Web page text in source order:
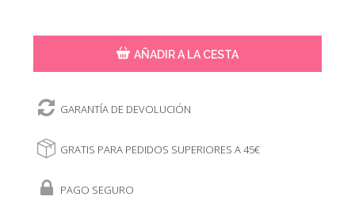
AÑADIR A LA CESTA
GARANTÍA DE DEVOLUCIÓN
GRATIS PARA PEDIDOS SUPERIORES A 45€
PAGO SEGURO